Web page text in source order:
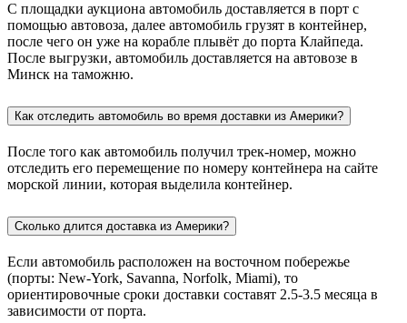
С площадки аукциона автомобиль доставляется в порт с
помощью автовоза, далее автомобиль грузят в контейнер,
после чего он уже на корабле плывёт до порта Клайпеда.
После выгрузки, автомобиль доставляется на автовозе в
Минск на таможню.
Как отследить автомобиль во время доставки из Америки?
После того как автомобиль получил трек-номер, можно
отследить его перемещение по номеру контейнера на сайте
морской линии, которая выделила контейнер.
Сколько длится доставка из Америки?
Если автомобиль расположен на восточном побережье
(порты: New-York, Savanna, Norfolk, Miami), то
ориентировочные сроки доставки составят 2.5-3.5 месяца в
зависимости от порта.